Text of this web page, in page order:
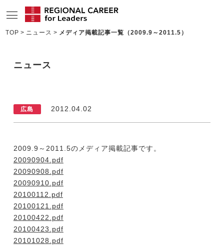
求人情報
企業TOPインタビュー
地域の特色
リサーチ
ニュース
メディア紹介実績
TOP ニュース メディア掲載記事一覧（2009.9～2011.5）
ニュース
広島 2012.04.02
2009.9～2011.5のメディア掲載記事です。
20090904.pdf
20090908.pdf
20090910.pdf
20100112.pdf
20100121.pdf
20100422.pdf
20100423.pdf
20101028.pdf